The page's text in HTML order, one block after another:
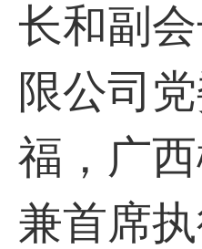
长和副
限公司
福，广
兼首席